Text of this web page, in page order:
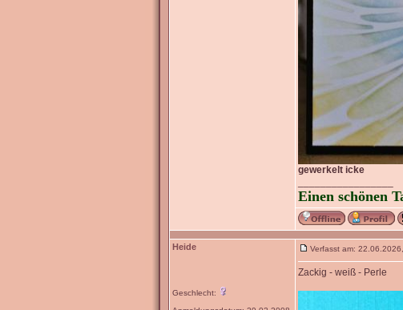
gewerkelt icke
Einen schönen
Heide
Geschlecht:
Verfasst am:
Zackig - weiß - Perle